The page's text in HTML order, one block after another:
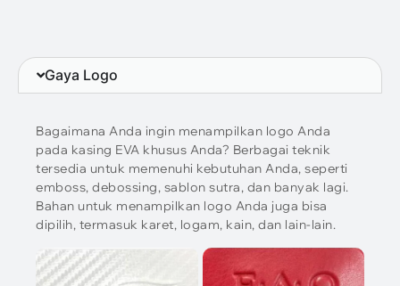
Gaya Logo
Bagaimana Anda ingin menampilkan logo Anda
pada kasing EVA khusus Anda? Berbagai teknik
tersedia untuk memenuhi kebutuhan Anda, seperti
emboss, debossing, sablon sutra, dan banyak lagi.
Bahan untuk menampilkan logo Anda juga bisa
dipilih, termasuk karet, logam, kain, dan lain-lain.